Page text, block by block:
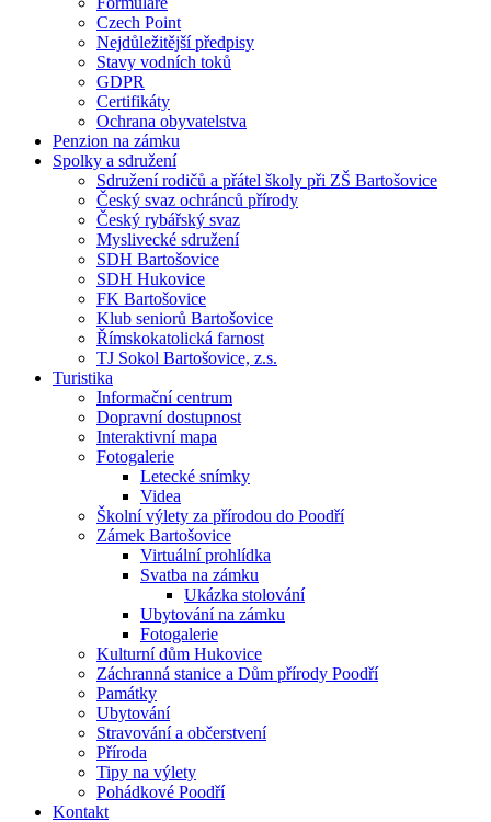
Czech Point
Nejdůležitější předpisy
Stavy vodních toků
GDPR
Certifikáty
Ochrana obyvatelstva
Penzion na zámku
Spolky a sdružení
Sdružení rodičů a přátel školy při ZŠ Bartošovice
Český svaz ochránců přírody
Český rybářský svaz
Myslivecké sdružení
SDH Bartošovice
SDH Hukovice
FK Bartošovice
Klub seniorů Bartošovice
Římskokatolická farnost
TJ Sokol Bartošovice, z.s.
Turistika
Informační centrum
Dopravní dostupnost
Interaktivní mapa
Fotogalerie
Letecké snímky
Videa
Školní výlety za přírodou do Poodří
Zámek Bartošovice
Virtuální prohlídka
Svatba na zámku
Ukázka stolování
Ubytování na zámku
Fotogalerie
Kulturní dům Hukovice
Záchranná stanice a Dům přírody Poodří
Památky
Ubytování
Stravování a občerstvení
Příroda
Tipy na výlety
Pohádkové Poodří
Kontakt